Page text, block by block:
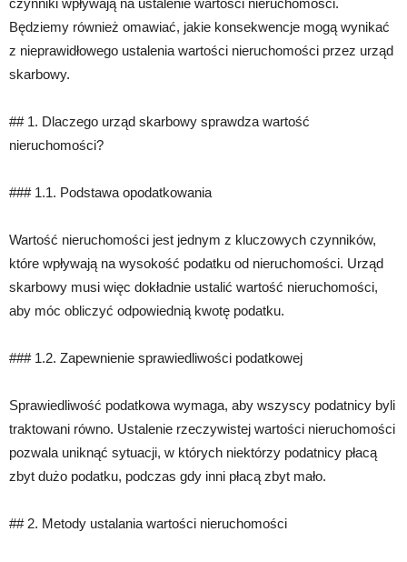
czynniki wpływają na ustalenie wartości nieruchomości.
Będziemy również omawiać, jakie konsekwencje mogą wynikać
z nieprawidłowego ustalenia wartości nieruchomości przez urząd
skarbowy.
## 1. Dlaczego urząd skarbowy sprawdza wartość
nieruchomości?
### 1.1. Podstawa opodatkowania
Wartość nieruchomości jest jednym z kluczowych czynników,
które wpływają na wysokość podatku od nieruchomości. Urząd
skarbowy musi więc dokładnie ustalić wartość nieruchomości,
aby móc obliczyć odpowiednią kwotę podatku.
### 1.2. Zapewnienie sprawiedliwości podatkowej
Sprawiedliwość podatkowa wymaga, aby wszyscy podatnicy byli
traktowani równo. Ustalenie rzeczywistej wartości nieruchomości
pozwala uniknąć sytuacji, w których niektórzy podatnicy płacą
zbyt dużo podatku, podczas gdy inni płacą zbyt mało.
## 2. Metody ustalania wartości nieruchomości